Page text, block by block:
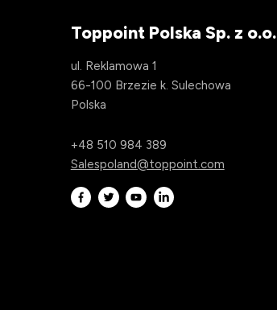
Toppoint Polska Sp. z o.o.
ul. Reklamowa 1
66-100 Brzezie k. Sulechowa
Polska
+48 510 984 389
Salespoland@toppoint.com